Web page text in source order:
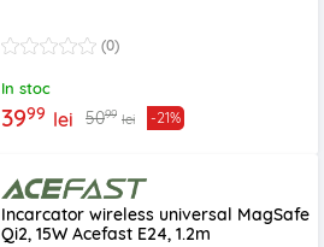
(0)
In stoc
3999 lei 5099 lei -21%
Incarcator wireless universal MagSafe
Qi2, 15W Acefast E24, 1.2m